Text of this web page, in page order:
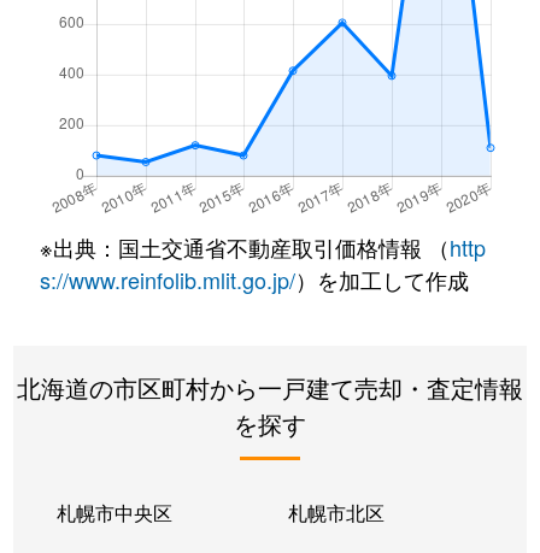
※出典：国土交通省不動産取引価格情報 （http
s://www.reinfolib.mlit.go.jp/）を加工して作成
北海道の市区町村から一戸建て売却・査定情報
を探す
札幌市中央区 札幌市北区